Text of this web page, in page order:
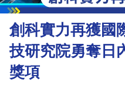
理
財
商
創科實力再獲國
技研究院勇奪日
獎項